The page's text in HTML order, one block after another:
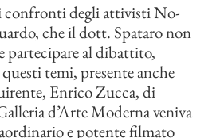
confronti degli attivisti No-
che il dott. Spataro non
al dibattito,
temi, presente anche
Enrico Zucca, di
d’Arte Moderna veniva
e potente filmato